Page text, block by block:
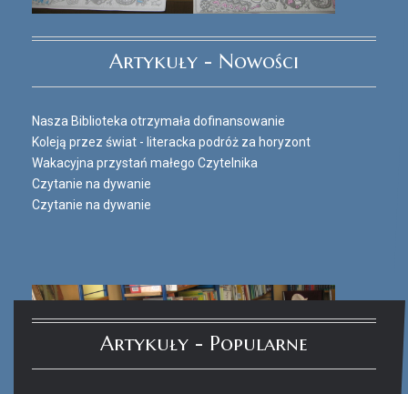
Ferie_2017_ODD_3.JPG
Artykuły - Nowości
Nasza Biblioteka otrzymała dofinansowanie
Koleją przez świat - literacka podróż za horyzont
Wakacyjna przystań małego Czytelnika
Czytanie na dywanie
Czytanie na dywanie
Artykuły - Popularne